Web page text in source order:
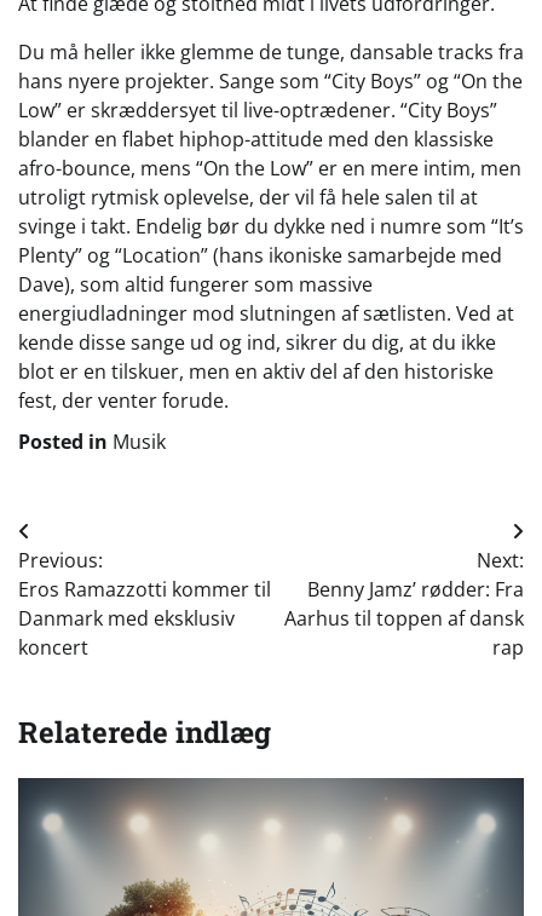
Du må heller ikke glemme de tunge, dansable tracks fra
hans nyere projekter. Sange som “City Boys” og “On the
Low” er skræddersyet til live-optrædener. “City Boys”
blander en flabet hiphop-attitude med den klassiske
afro-bounce, mens “On the Low” er en mere intim, men
utroligt rytmisk oplevelse, der vil få hele salen til at
svinge i takt. Endelig bør du dykke ned i numre som “It’s
Plenty” og “Location” (hans ikoniske samarbejde med
Dave), som altid fungerer som massive
energiudladninger mod slutningen af sætlisten. Ved at
kende disse sange ud og ind, sikrer du dig, at du ikke
blot er en tilskuer, men en aktiv del af den historiske
fest, der venter forude.
Posted in Musik
Indlægsnavigation
Previous:
Eros Ramazzotti kommer til
Danmark med eksklusiv
koncert
Next:
Benny Jamz’ rødder: Fra
Aarhus til toppen af dansk
rap
Relaterede indlæg